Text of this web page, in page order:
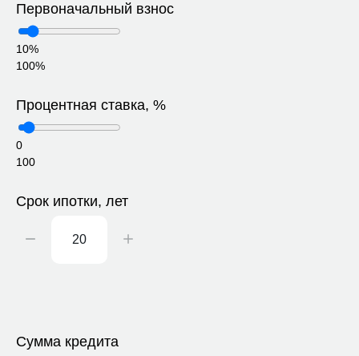
Первоначальный взнос
10%
100%
Процентная ставка, %
0
100
Срок ипотки, лет
Сумма кредита